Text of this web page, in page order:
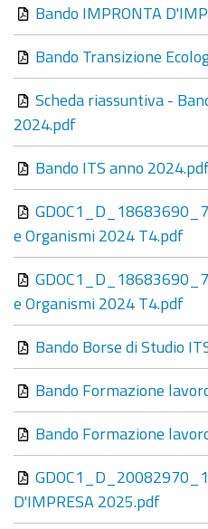
Bando IMPRONTA
Bando Transizione
Scheda riassuntiva -
2024.pdf
Bando ITS anno
e Organismi 2024 T4.pdf
e Organismi 2024 T4.pdf
Bando Borse di Studio
Bando Formazione
Bando Formazione
D'IMPRESA 2025.pdf